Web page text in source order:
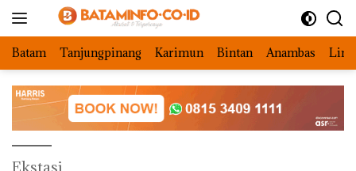
Batam Tanjungpinang Karimun Bintan Anambas
Ekstasi